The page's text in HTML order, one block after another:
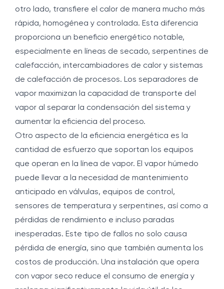
otro lado, transfiere el calor de manera mucho más
rápida, homogénea y controlada. Esta diferencia
proporciona un beneficio energético notable,
especialmente en líneas de secado, serpentines de
calefacción, intercambiadores de calor y sistemas
de calefacción de procesos. Los separadores de
vapor maximizan la capacidad de transporte del
vapor al separar la condensación del sistema y
aumentar la eficiencia del proceso.
Otro aspecto de la eficiencia energética es la
cantidad de esfuerzo que soportan los equipos
que operan en la línea de vapor. El vapor húmedo
puede llevar a la necesidad de mantenimiento
anticipado en válvulas, equipos de control,
sensores de temperatura y serpentines, así como a
pérdidas de rendimiento e incluso paradas
inesperadas. Este tipo de fallos no solo causa
pérdida de energía, sino que también aumenta los
costos de producción. Una instalación que opera
con vapor seco reduce el consumo de energía y